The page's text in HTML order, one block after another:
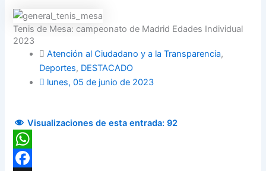
Tenis de Mesa: campeonato de Madrid Edades Individual
2023
Atención al Ciudadano y a la Transparencia,
Deportes, DESTACADO
lunes, 05 de junio de 2023
Visualizaciones de esta entrada: 92
WhatsApp